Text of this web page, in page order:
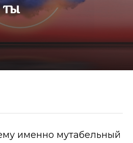
ты
именно мутабельный